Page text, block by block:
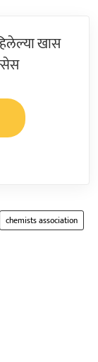
खास
chemists association